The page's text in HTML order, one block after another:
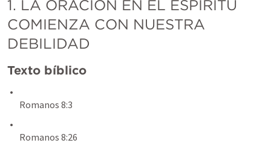
1. LA ORACIÓN EN EL ESPÍRITU
COMIENZA CON NUESTRA
DEBILIDAD
Texto bíblico
Romanos 8:3
Romanos 8:26